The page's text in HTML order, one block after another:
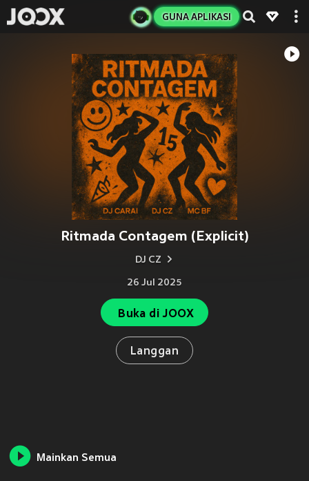
GUNA APLIKASI
Ritmada Contagem (Explicit)
DJ CZ
26 Jul 2025
Buka di JOOX
Langgan
Mainkan Semua